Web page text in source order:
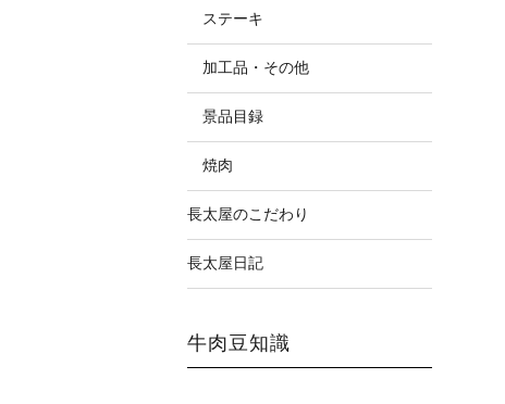
ステーキ
加工品・その他
景品目録
焼肉
長太屋のこだわり
長太屋日記
牛肉豆知識